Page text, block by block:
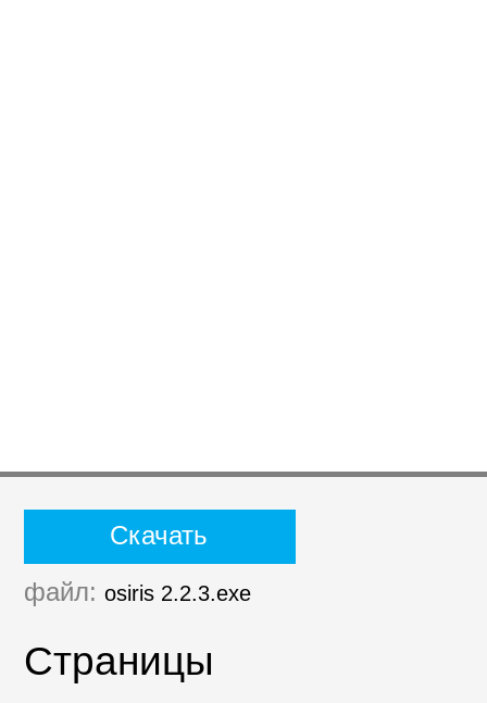
Страницы
файл: osiris 2.2.3.exe
Скачать